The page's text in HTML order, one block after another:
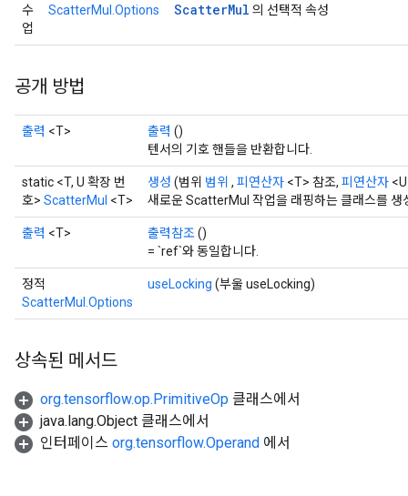
수
업
ScatterMul.Options ScatterMul 의 선택적 속성
공개 방법
출력 <T> 출력 ()
텐서의 기호 핸들을 반환합니다.
static <T, U 확장 번
호> ScatterMul <T>
생성 (범위 범위 , 피연산자 <T> 참조, 피연산자
새로운 ScatterMul 작업을 래핑하는 클래스를 생
출력 <T> 출력참조()
= `ref`와 동일합니다.
정적
ScatterMul.Options
useLocking (부울 useLocking)
상속된 메서드
org.tensorflow.op.PrimitiveOp 클래스에서
java.lang.Object 클래스에서
인터페이스 org.tensorflow.Operand 에서